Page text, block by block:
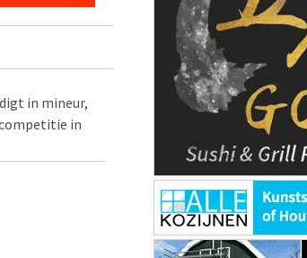
in mineur,
in